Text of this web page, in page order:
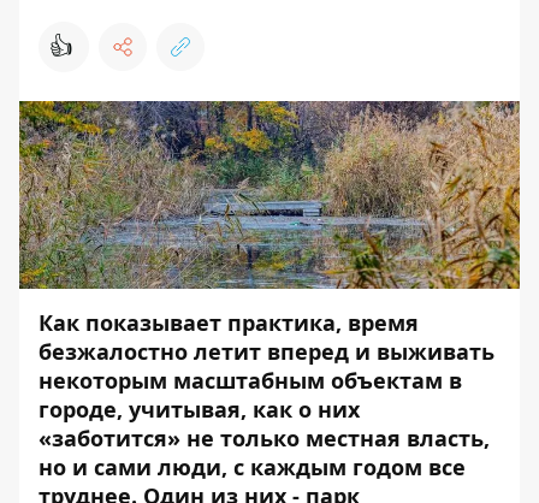
👍
Как показывает практика, время
безжалостно летит вперед и выживать
некоторым масштабным объектам в
городе, учитывая, как о них
«заботится» не только местная власть,
но и сами люди, с каждым годом все
труднее. Один из них - парк